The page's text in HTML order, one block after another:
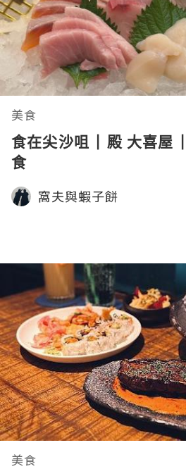
美食
食在尖沙咀 | 殿 大喜屋
食
窩夫與蝦子餅
美食